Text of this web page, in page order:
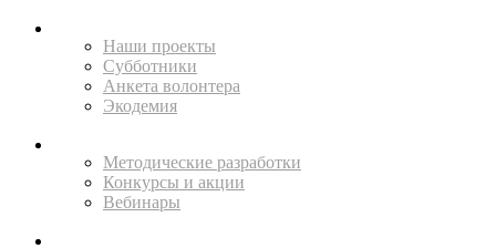
Наши проекты
Субботники
Анкета волонтера
Экодемия
Методические разработки
Конкурсы и акции
Вебинары